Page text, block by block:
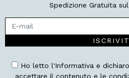
Spedizione Gratuita
Ho letto l'Informativa e
accettare il contenuto e le